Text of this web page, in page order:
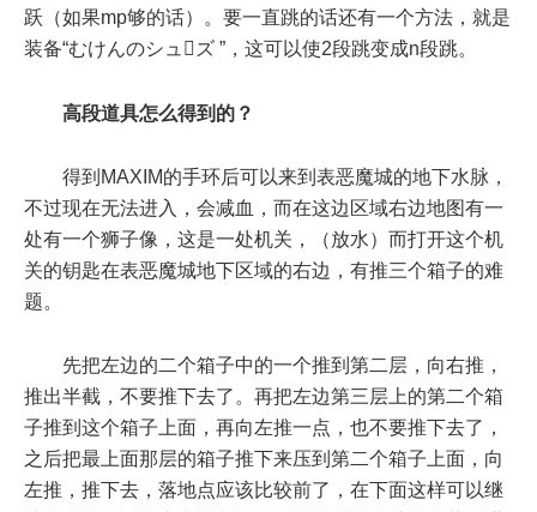
跃（如果mp够的话）。要一直跳的话还有一个方法，就是
装备“むけんのシュズ ”，这可以使2段跳变成n段跳。
高段道具怎么得到的？
得到MAXIM的手环后可以来到表恶魔城的地下水脉，
不过现在无法进入，会减血，而在这边区域右边地图有一
处有一个狮子像，这是一处机关，（放水）而打开这个机
关的钥匙在表恶魔城地下区域的右边，有推三个箱子的难
题。
先把左边的二个箱子中的一个推到第二层，向右推，
推出半截，不要推下去了。再把左边第三层上的第二个箱
子推到这个箱子上面，再向左推一点，也不要推下去了，
之后把最上面那层的箱子推下来压到第二个箱子上面，向
左推，推下去，落地点应该比较前了，在下面这样可以继